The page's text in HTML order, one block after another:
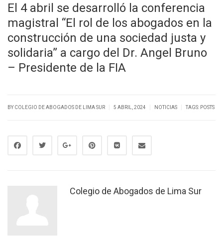
El 4 abril se desarrolló la conferencia
magistral “El rol de los abogados en la
construcción de una sociedad justa y
solidaria” a cargo del Dr. Angel Bruno
– Presidente de la FIA
BYCOLEGIO DE ABOGADOS DE LIMA SUR 5 ABRIL, 2024 NOTICIAS TAGS: POSTS
Colegio de Abogados de Lima Sur